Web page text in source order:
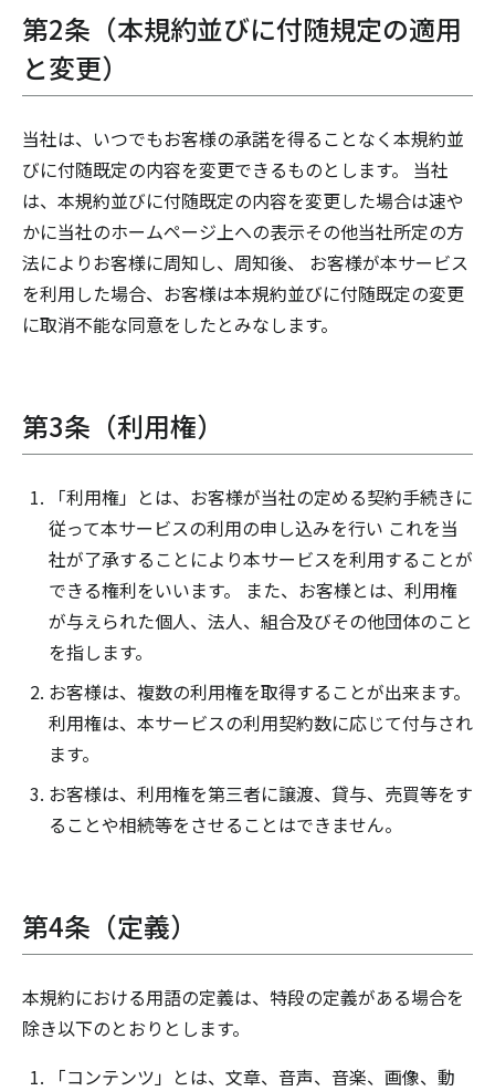
第2条（本規約並びに付随規定の適用
と変更）
当社は、いつでもお客様の承諾を得ることなく本規約並
びに付随既定の内容を変更できるものとします。 当社
は、本規約並びに付随既定の内容を変更した場合は速や
かに当社のホームページ上への表示その他当社所定の方
法によりお客様に周知し、周知後、 お客様が本サービス
を利用した場合、お客様は本規約並びに付随既定の変更
に取消不能な同意をしたとみなします。
第3条（利用権）
「利用権」とは、お客様が当社の定める契約手続きに
従って本サービスの利用の申し込みを行い これを当
社が了承することにより本サービスを利用することが
できる権利をいいます。 また、お客様とは、利用権
が与えられた個人、法人、組合及びその他団体のこと
を指します。
お客様は、複数の利用権を取得することが出来ます。
利用権は、本サービスの利用契約数に応じて付与され
ます。
お客様は、利用権を第三者に譲渡、貸与、売買等をす
ることや相続等をさせることはできません。
第4条（定義）
本規約における用語の定義は、特段の定義がある場合を
除き以下のとおりとします。
「コンテンツ」とは、文章、音声、音楽、画像、動